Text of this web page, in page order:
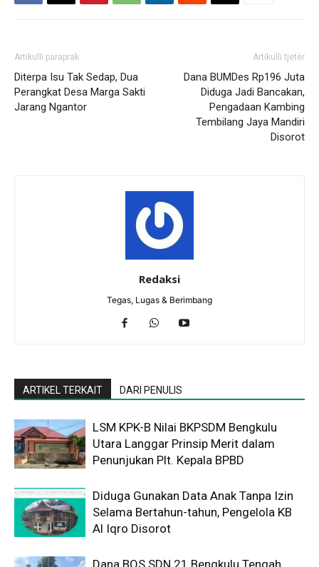
Artikulli paraprak
Diterpa Isu Tak Sedap, Dua
Perangkat Desa Marga Sakti
Jarang Ngantor
Artikulli tjetër
Dana BUMDes Rp196 Juta
Diduga Jadi Bancakan,
Pengadaan Kambing
Tembilang Jaya Mandiri
Disorot
Redaksi
Tegas, Lugas & Berimbang
ARTIKEL TERKAIT DARI PENULIS
LSM KPK-B Nilai BKPSDM Bengkulu
Utara Langgar Prinsip Merit dalam
Penunjukan Plt. Kepala BPBD
Diduga Gunakan Data Anak Tanpa Izin
Selama Bertahun-tahun, Pengelola KB
Al Iqro Disorot
Dana BOS SDN 21 Bengkulu Tengah